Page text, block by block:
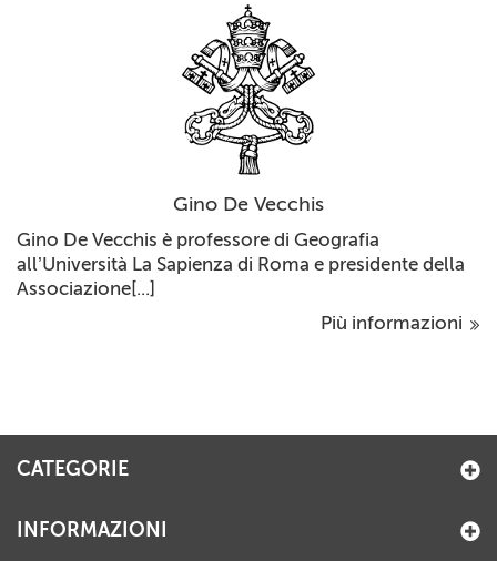
Gino De Vecchis
Gino De Vecchis è professore di Geografia
all’Università La Sapienza di Roma e presidente della
Associazione[...]
Più informazioni
CATEGORIE
INFORMAZIONI